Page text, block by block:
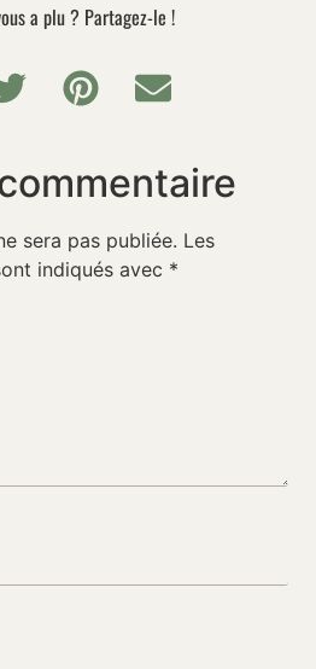
a plu ? Partagez-le !
sera pas publiée. Les
indiqués avec *